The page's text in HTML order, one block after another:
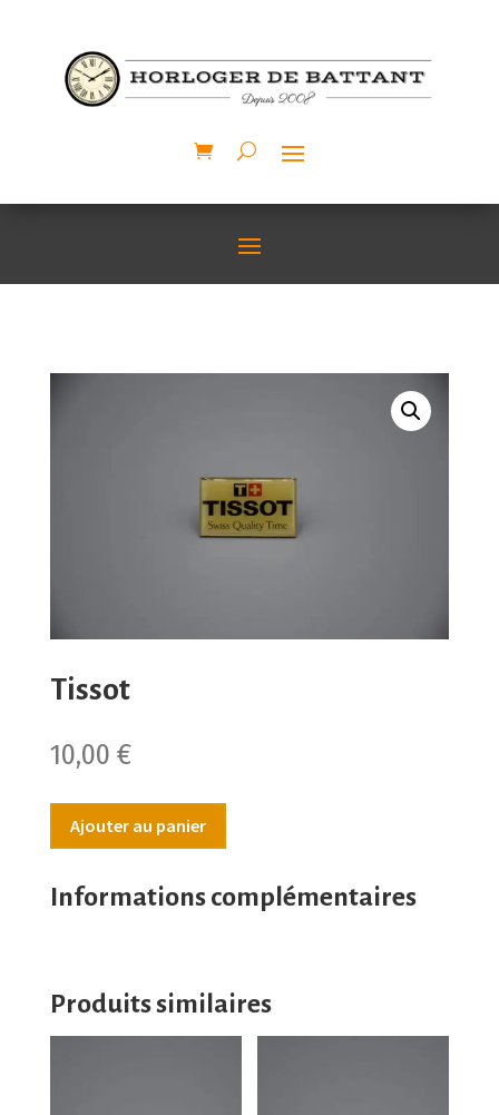
Tissot
10,00 €
Ajouter au panier
Informations complémentaires
Produits similaires